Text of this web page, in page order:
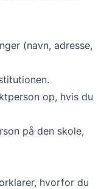
(navn, adresse,
op, hvis du
på den skole,
hvorfor du